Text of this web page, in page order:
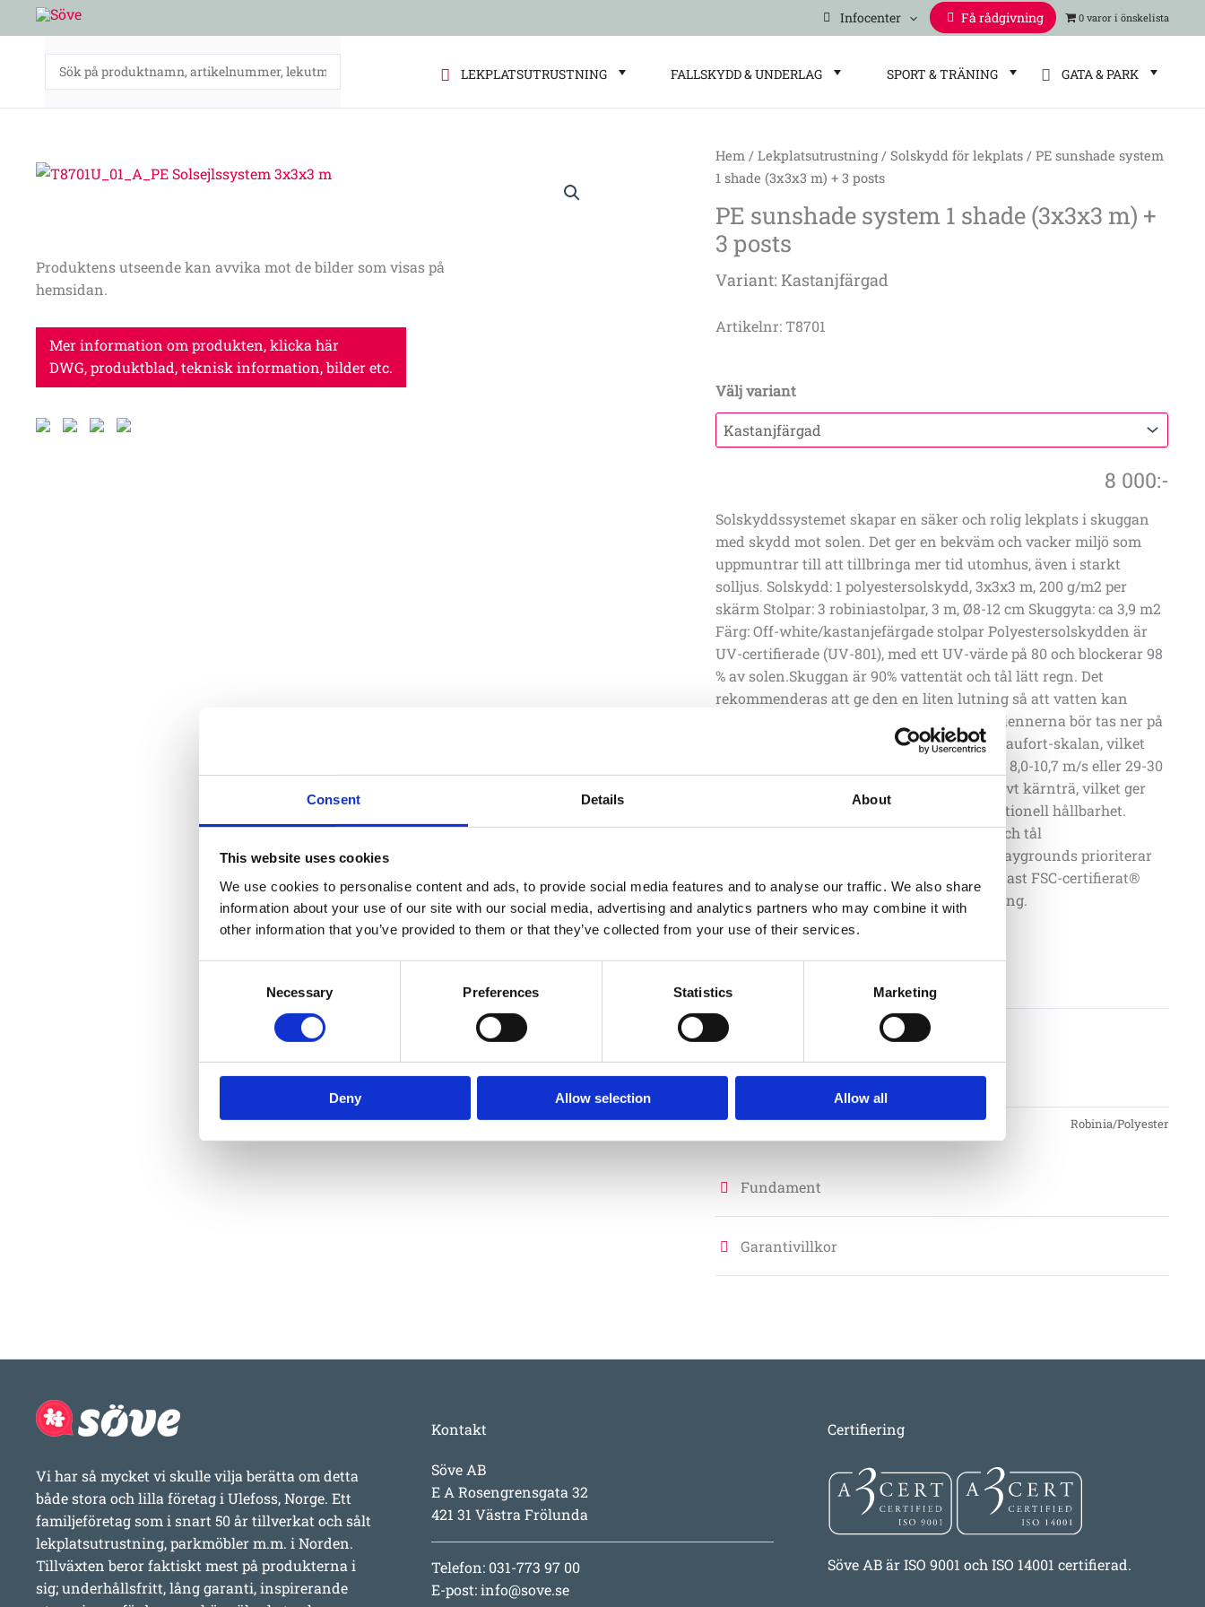
Consent Details About
This website uses cookies
We use cookies to personalise content and ads, to provide social media features and to analyse our traffic. We also share
information about your use of our site with our social media, advertising and analytics partners who may combine it with
other information that you’ve provided to them or that they’ve collected from your use of their services.
Necessary Preferences Statistics Marketing
Deny Allow selection Allow all
Hoppa
till
innehåll
Infocenter Få rådgivning 0 varor
LEKPLATSUTRUSTNING FALLSKYDD & UNDERLAG SPORT & TRÄNING GATA & PARK
Hem /Lekplatsutrustning /Solskydd för lekplats / PE sunshade system
1 shade (3x3x3 m) + 3 posts
PE sunshade system 1 shade (3x3x3 m) +
3 posts
Variant: Kastanjfärgad
Artikelnr: T8701
Välj variant
8 000:-
Solskyddssystemet skapar en säker och rolig lekplats i skuggan
med skydd mot solen. Det ger en bekväm och vacker miljö som
uppmuntrar till att tillbringa mer tid utomhus, även i starkt
solljus. Solskydd: 1 polyestersolskydd, 3x3x3 m, 200 g/m2 per
skärm Stolpar: 3 robiniastolpar, 3 m, Ø8-12 cm Skuggyta: ca 3,9 m2
Färg: Off-white/kastanjefärgade stolpar Polyestersolskydden är
UV-certifierade (UV-801), med ett UV-värde på 80 och blockerar 98
% av solen.Skuggan är 90% vattentät och tål lätt regn. Det
rekommenderas att ge den en liten lutning så att vatten kan
rinna av och inte samlas på skuggan. Persiennerna bör tas ner på
kvällen och i vindar som överstiger 5 på Beaufort-skalan, vilket
motsvarar en frisk bris med hastigheter på 8,0-10,7 m/s eller 29-30
km/h. Robiniastolparna är gjorda av massivt kärnträ, vilket ger
naturlig skönhet i kombination med exceptionell hållbarhet.
Dessa stolpar kräver minimalt underhåll och tål
väderförhållanden i upp till 15 år. Norna Playgrounds prioriterar
hållbarhet och ansvar; Därför används endast FSC-certifierat®
robiniaträ i vår FSC-certifierade® anläggning.
PE
system
1
shade
(3x3x3
+
mängd
Artikelnr:
Specifikationer
Material Robinia/Polyester
Fundament
Garantivillkor
Produktens utseende kan avvika mot de bilder som visas på
hemsidan.
Mer information om produkten, klicka här
DWG, produktblad, teknisk information, bilder etc.
Vi har så mycket vi skulle vilja berätta om detta
både stora och lilla företag i Ulefoss, Norge. Ett
familjeföretag som i snart 50 år tillverkat och sålt
lekplatsutrustning, parkmöbler m.m. i Norden.
Tillväxten beror faktiskt mest på produkterna i
sig; underhållsfritt, lång garanti, inspirerande
Kontakt
Söve AB
E A Rosengrensgata 32
421 31 Västra Frölunda
Telefon: 031-773 97 00
E-post:info@sove.se
Certifiering
Söve AB är ISO 9001 och ISO 14001 certifierad.